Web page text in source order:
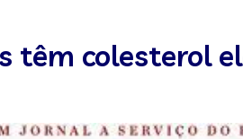
têm colesterol